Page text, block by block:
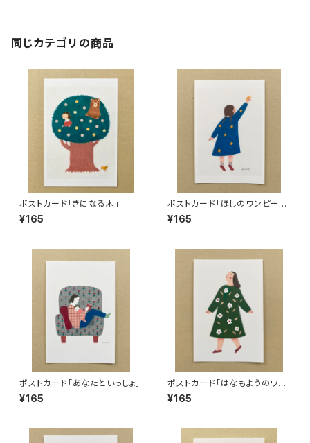
同じカテゴリの商品
ポストカード「きになる木」
¥165
ポストカード「ほしのワンピー
ス」
¥165
ポストカード「あなたといっしょ」
¥165
ポストカード「はなもようのワン
ピース」
¥165